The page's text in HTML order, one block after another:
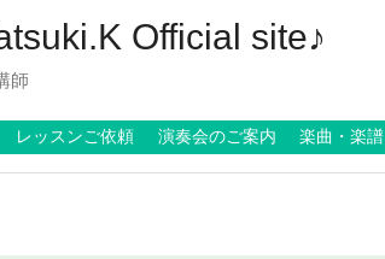
Official site♪
師
レッスンご依頼 演奏会のご案内 楽曲・楽譜